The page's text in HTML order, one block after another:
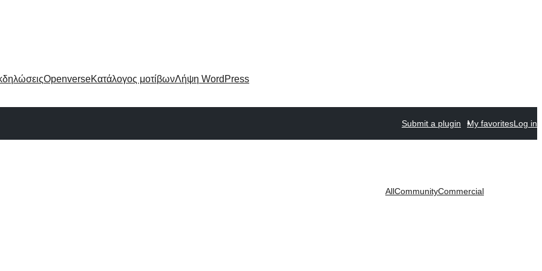
OpenverseΚατάλογος μοτίβωνΛήψη WordPress
Submit a plugin My favoritesLog in
AllCommunityCommercial